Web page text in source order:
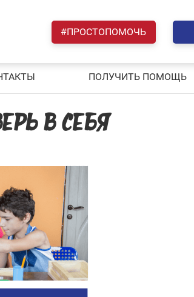
#ПРОСТОПОМОЧЬ
ПОЛУЧИТЬ ПОМОЩЬ
В СЕБЯ”